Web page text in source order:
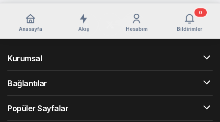
Anasayfa Akış Hesabım Bildirimler
0
Kurumsal
Bağlantılar
Popüler Sayfalar